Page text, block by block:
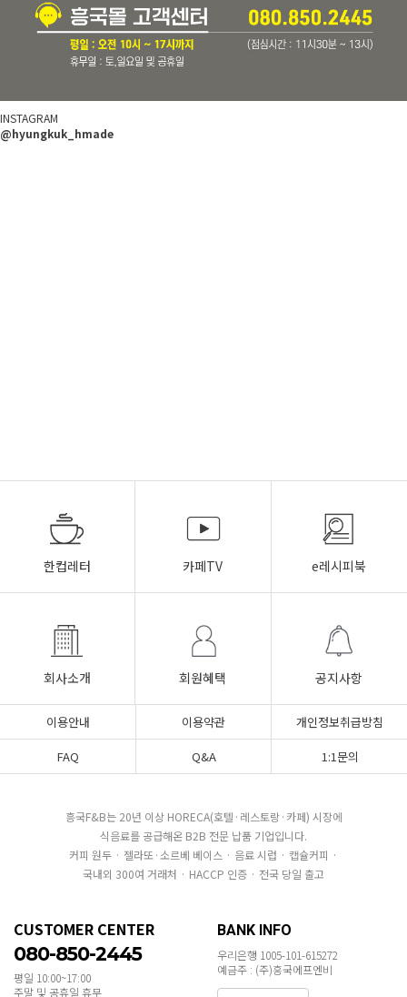
INSTAGRAM
@hyungkuk_hmade
한컵레터 카페TV e레시피북
회사소개 회원혜택 공지사항
이용안내 이용약관
개인정보취급방침
FAQ
Q&A 1:1문의
흥국F&B는 20년 이상 HORECA(호텔·레스토랑·카페) 시장에
식음료를 공급해온 B2B 전문 납품 기업입니다.
커피 원두 · 젤라또·소르베 베이스 · 음료 시럽 · 캡슐커피 ·
국내외 300여 거래처 · HACCP 인증 · 전국 당일 출고
CUSTOMER CENTER
080-850-2445
평일 10:00~17:00
주말 및 공휴일 휴무
BANK INFO
우리은행 1005-101-615272
예금주 : (주)흥국에프엔비